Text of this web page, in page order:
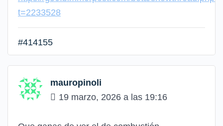
t=2233528
#414155
mauropinoli
19 marzo, 2026 a las 19:16